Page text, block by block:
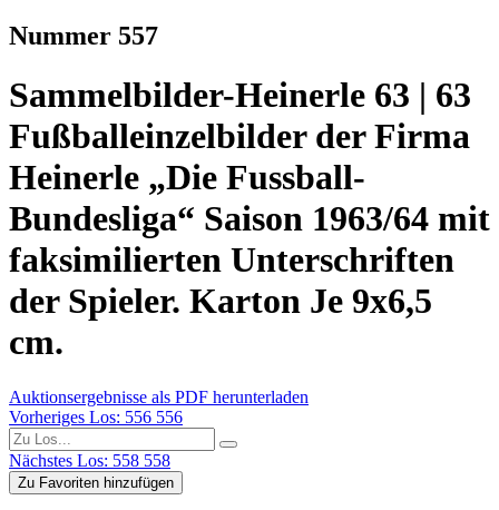
Nummer 557
Sammelbilder-Heinerle 63 | 63
Fußballeinzelbilder der Firma
Heinerle „Die Fussball-
Bundesliga“ Saison 1963/64 mit
faksimilierten Unterschriften
der Spieler. Karton Je 9x6,5
cm.
Auktionsergebnisse als PDF herunterladen
Vorheriges Los: 556 556
Nächstes Los: 558 558
Zu Favoriten hinzufügen